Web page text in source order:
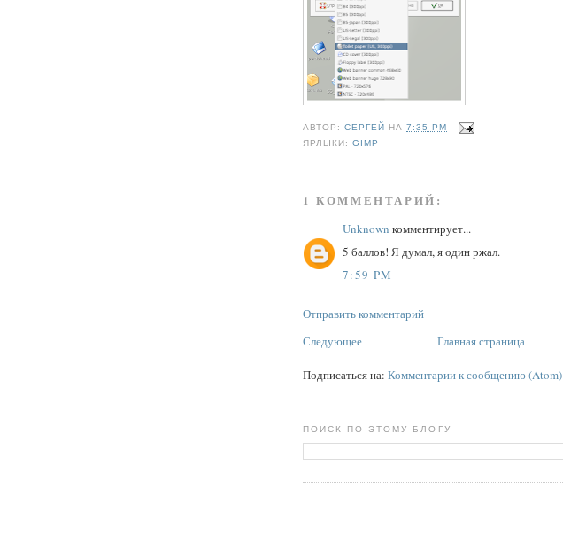
АВТОР:СЕРГЕЙ НА7:35 PM
ЯРЛЫКИ:GIMP
1 КОММЕНТАРИЙ:
Unknown комментирует...
5 баллов! Я думал, я один ржал.
7:59 PM
Отправить комментарий
Следующее
Главная страница
Подписаться на: Комментарии к сообщению (Atom)
ПОИСК ПО ЭТОМУ БЛОГУ